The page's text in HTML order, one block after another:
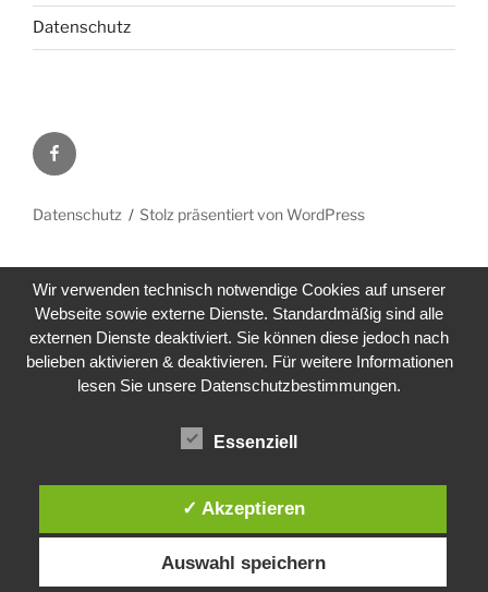
Datenschutz
Facebook
Datenschutz Stolz präsentiert von WordPress
Wir verwenden technisch notwendige Cookies auf unserer
Webseite sowie externe Dienste. Standardmäßig sind alle
externen Dienste deaktiviert. Sie können diese jedoch nach
belieben aktivieren & deaktivieren. Für weitere Informationen
lesen Sie unsere Datenschutzbestimmungen.
Essenziell
✓ Akzeptieren
Auswahl speichern